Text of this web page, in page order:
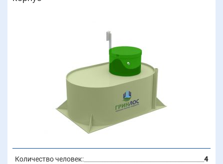
Количество человек:
4